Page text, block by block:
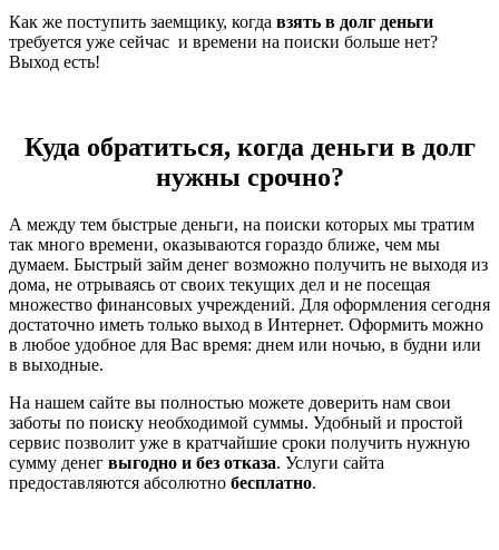
Как же поступить заемщику, когда взять в долг деньги
требуется уже сейчас и времени на поиски больше нет?
Выход есть!
Куда обратиться, когда деньги в долг
нужны срочно?
А между тем быстрые деньги, на поиски которых мы тратим
так много времени, оказываются гораздо ближе, чем мы
думаем. Быстрый займ денег возможно получить не выходя из
дома, не отрываясь от своих текущих дел и не посещая
множество финансовых учреждений. Для оформления сегодня
достаточно иметь только выход в Интернет. Оформить можно
в любое удобное для Вас время: днем или ночью, в будни или
в выходные.
На нашем сайте вы полностью можете доверить нам свои
заботы по поиску необходимой суммы. Удобный и простой
сервис позволит уже в кратчайшие сроки получить нужную
сумму денег выгодно и без отказа. Услуги сайта
предоставляются абсолютно бесплатно.